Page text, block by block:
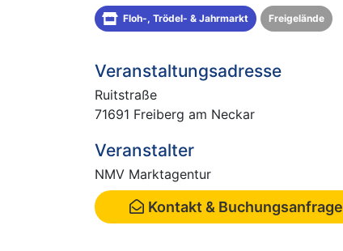
Floh-, Trödel- & Jahrmarkt Freigelände
Veranstaltungsadresse
Ruitstraße
71691 Freiberg am Neckar
Veranstalter
NMV Marktagentur
Kontakt & Buchungsanfrage